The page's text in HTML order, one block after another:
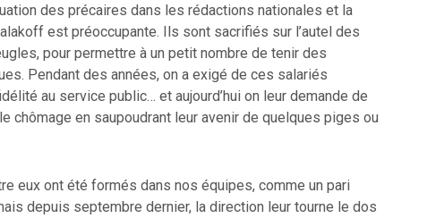
des précaires dans les rédactions nationales et la
est préoccupante. Ils sont sacrifiés sur l’autel des
pour permettre à un petit nombre de tenir des
Pendant des années, on a exigé de ces salariés
au service public… et aujourd’hui on leur demande de
chômage en saupoudrant leur avenir de quelques piges ou
eux ont été formés dans nos équipes, comme un pari
depuis septembre dernier, la direction leur tourne le dos